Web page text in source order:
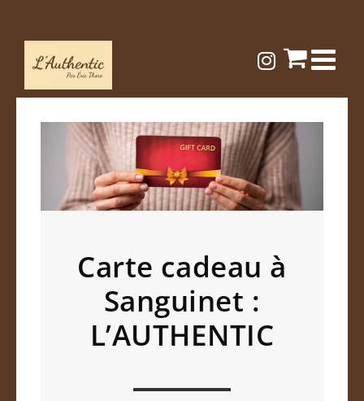
Passer
contenu
Carte cadeau à
Sanguinet :
L’AUTHENTIC